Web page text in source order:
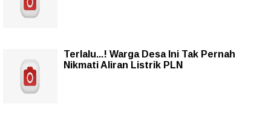
Terlalu...! Warga Desa Ini Tak Pernah
Nikmati Aliran Listrik PLN